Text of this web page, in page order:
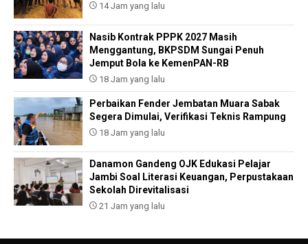
14 Jam yang lalu
Nasib Kontrak PPPK 2027 Masih
Menggantung, BKPSDM Sungai Penuh
Jemput Bola ke KemenPAN-RB
18 Jam yang lalu
Perbaikan Fender Jembatan Muara Sabak
Segera Dimulai, Verifikasi Teknis Rampung
18 Jam yang lalu
Danamon Gandeng OJK Edukasi Pelajar
Jambi Soal Literasi Keuangan, Perpustakaan
Sekolah Direvitalisasi
21 Jam yang lalu